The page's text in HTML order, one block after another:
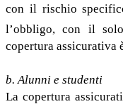
con il rischio
l’obbligo, con il
copertura
b. Alunni e studenti
La copertura